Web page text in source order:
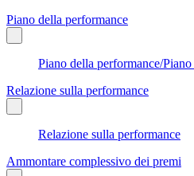
Piano della performance
Piano della performance/
Relazione sulla performance
Relazione sulla performance
Ammontare complessivo dei premi